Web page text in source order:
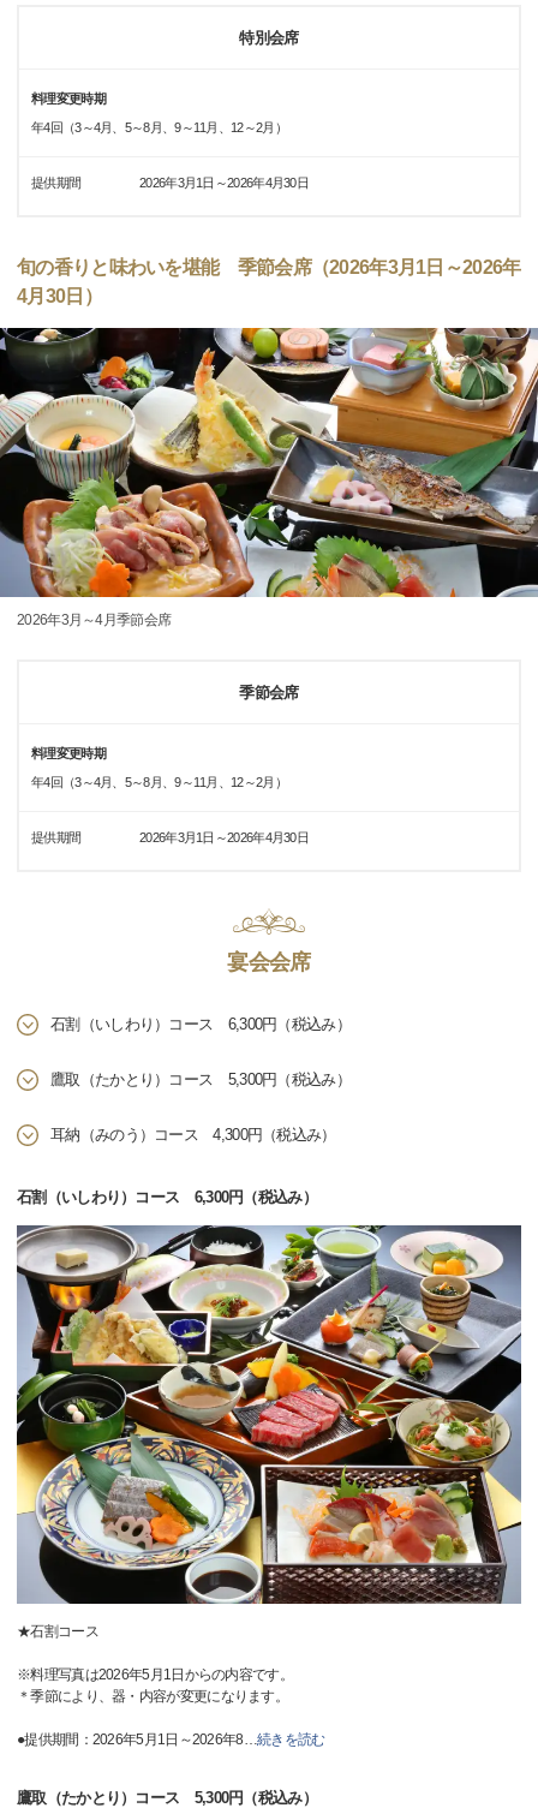
特別会席
料理変更時期
年4回（3～4月、5～8月、9～11月、12～2月）
提供期間 2026年3月1日～2026年4月30日
旬の香りと味わいを堪能 季節会席（2026年3月1日～2026年
4月30日）
2026年3月～4月季節会席
季節会席
料理変更時期
年4回（3～4月、5～8月、9～11月、12～2月）
提供期間 2026年3月1日～2026年4月30日
宴会会席
石割（いしわり）コース 6,300円（税込み）
鷹取（たかとり）コース 5,300円（税込み）
耳納（みのう）コース 4,300円（税込み）
石割（いしわり）コース 6,300円（税込み）
★石割コース
※料理写真は2026年5月1日からの内容です。
＊季節により、器・内容が変更になります。
●提供期間：2026年5月1日～2026年8…続きを読む
鷹取（たかとり）コース 5,300円（税込み）